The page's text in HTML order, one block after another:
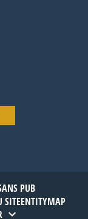
PUB
SITEENTITYMAP